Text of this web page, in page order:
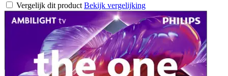
Vergelijk dit product Bekijk vergelijking